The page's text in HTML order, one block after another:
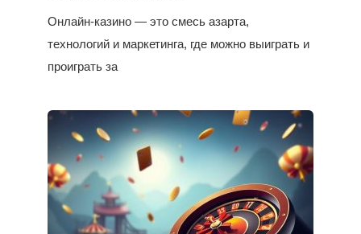
Онлайн-казино — это смесь азарта,
технологий и маркетинга, где можно выиграть и
проиграть за